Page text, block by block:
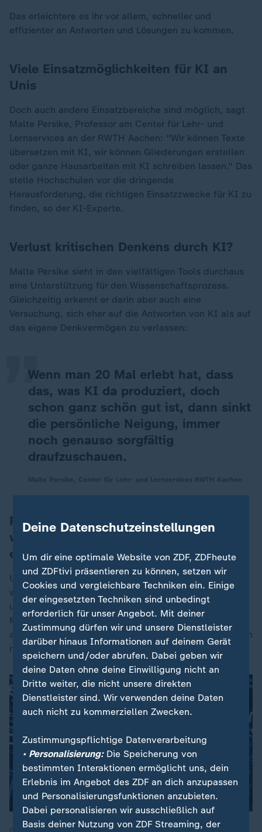
Das erleichtere es ihr vor allem, schneller und
effizienter an Antworten und Lösungen zu kommen.
Viele Einsatzmöglichkeiten für KI an
Unis
Doch auch andere Einsatzbereiche sind möglich, sagt
Malte Persike, Professor am Center für Lehr- und
Lernservices an der RWTH Aachen: "Wir können Texte
übersetzen mit KI, wir können Gliederungen erstellen
oder ganze Hausarbeiten mit KI schreiben lassen." Das
stelle Hochschulen vor die dringende
Herausforderung, die richtigen Einsatzzwecke für KI zu
finden, so der KI-Experte.
Verlust kritischen Denkens durch KI?
Malte Persike sieht in den vielfältigen Tools durchaus
eine Unterstützung für den Wissenschaftsprozess.
Gleichzeitig erkennt er darin aber auch eine
Versuchung, sich eher auf die Antworten von KI als auf
das eigene Denkvermögen zu verlassen:
Wenn man 20 Mal erlebt hat, dass
das, was KI da produziert, doch
schon ganz schön gut ist, dann sinkt
die persönliche Neigung, immer
noch genauso sorgfältig
draufzuschauen.
„
Persike: Kompetenzen
wissenschaftlicher Arbeit trotz KI
erhalten
Umso wichtiger sei es, Kompetenzen des
wissenschaftlichen Arbeitens nicht an KI abzugeben,
um diese nicht zu verlernen. "Selbst wenn wir
Menschen bestimmte Kompetenzen haben und
anwenden: Wenn wir das einfach an KI auslagern, dann
rosten wir ein", erklärt Malte Persike.
Deine Datenschutzeinstellungen
Um dir eine optimale Website von ZDF, ZDFheute
und ZDFtivi präsentieren zu können, setzen wir
Cookies und vergleichbare Techniken ein. Einige
der eingesetzten Techniken sind unbedingt
erforderlich für unser Angebot. Mit deiner
Zustimmung dürfen wir und unsere Dienstleister
darüber hinaus Informationen auf deinem Gerät
speichern und/oder abrufen. Dabei geben wir
deine Daten ohne deine Einwilligung nicht an
Dritte weiter, die nicht unsere direkten
Dienstleister sind. Wir verwenden deine Daten
auch nicht zu kommerziellen Zwecken.
Zustimmungspflichtige Datenverarbeitung
• Personalisierung:Die Speicherung von
bestimmten Interaktionen ermöglicht uns, dein
Erlebnis im Angebot des ZDF an dich anzupassen
und Personalisierungsfunktionen anzubieten.
Dabei personalisieren wir ausschließlich auf
Basis deiner Nutzung von ZDF Streaming, der